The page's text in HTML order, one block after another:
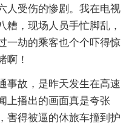
人受伤的惨剧。我在电视
糟，现场人员手忙脚乱，
一劫的乘客也个个吓得惊
啊！
事故，是昨天发生在高速
上播出的画面真是夸张
害得被逼的休旅车撞到护